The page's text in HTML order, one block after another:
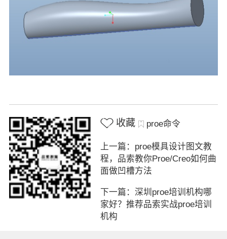
收藏 proe命令
上一篇：proe模具设计图文教
程，品索教你Proe/Creo如何曲
面做凹槽方法
下一篇：深圳proe培训机构哪
家好？推荐品索实战proe培训
机构